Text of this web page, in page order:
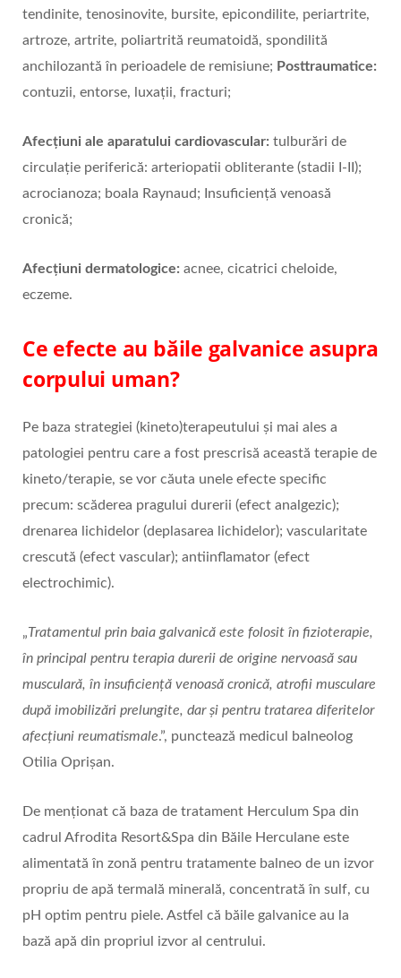
tendinite, tenosinovite, bursite, epicondilite, periartrite,
artroze, artrite, poliartrită reumatoidă, spondilită
anchilozantă în perioadele de remisiune; Posttraumatice:
contuzii, entorse, luxații, fracturi;
Afecțiuni ale aparatului cardiovascular: tulburări de
circulație periferică: arteriopatii obliterante (stadii I-II);
acrocianoza; boala Raynaud; Insuficiență venoasă
cronică;
Afecțiuni dermatologice: acnee, cicatrici cheloide,
eczeme.
Ce efecte au băile galvanice asupra
corpului uman?
Pe baza strategiei (kineto)terapeutului și mai ales a
patologiei pentru care a fost prescrisă această terapie de
kineto/terapie, se vor căuta unele efecte specific
precum: scăderea pragului durerii (efect analgezic);
drenarea lichidelor (deplasarea lichidelor); vascularitate
crescută (efect vascular); antiinflamator (efect
electrochimic).
„Tratamentul prin baia galvanică este folosit în fizioterapie,
în principal pentru terapia durerii de origine nervoasă sau
musculară, în insuficiență venoasă cronică, atrofii musculare
după imobilizări prelungite, dar și pentru tratarea diferitelor
afecțiuni reumatismale.”, punctează medicul balneolog
Otilia Oprișan.
De menționat că baza de tratament Herculum Spa din
cadrul Afrodita Resort&Spa din Băile Herculane este
alimentată în zonă pentru tratamente balneo de un izvor
propriu de apă termală minerală, concentrată în sulf, cu
pH optim pentru piele. Astfel că băile galvanice au la
bază apă din propriul izvor al centrului.